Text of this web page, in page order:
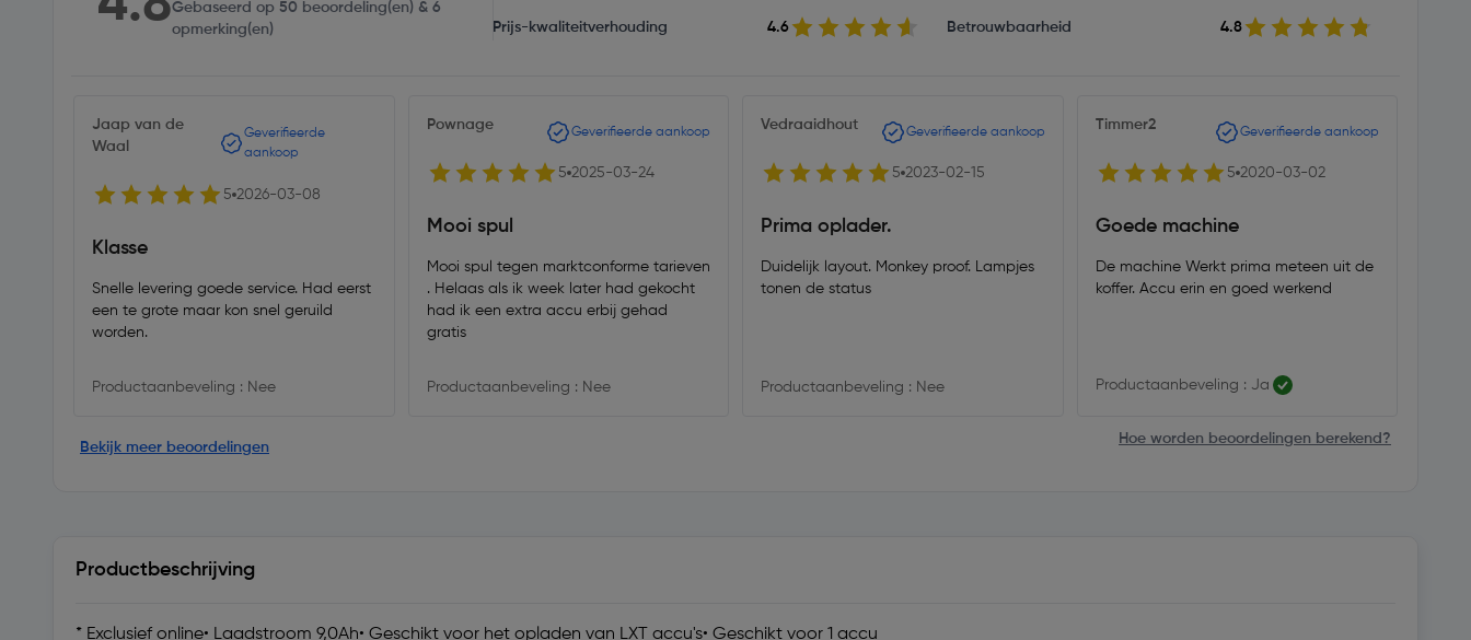
Gebaseerd op 50 beoordeling(en) & 6
opmerking(en)
Prijs-kwaliteitverhouding 4.6 Betrouwbaarheid 4.8
Jaap van de
Waal
Geverifieerde
aankoop
5 2026-03-08
Klasse
Snelle levering goede service. Had eerst
een te grote maar kon snel geruild
worden.
Productaanbeveling : Nee
Pownage Geverifieerde aankoop
5 2025-03-24
Mooi spul
Mooi spul tegen marktconforme tarieven
. Helaas als ik week later had gekocht
had ik een extra accu erbij gehad
gratis
Productaanbeveling : Nee
Vedraaidhout Geverifieerde aankoop
5 2023-02-15
Prima oplader.
Duidelijk layout. Monkey proof. Lampjes
tonen de status
Productaanbeveling : Nee
Timmer2 Geverifieerde aankoop
5 2020-03-02
Goede machine
De machine Werkt prima meteen uit de
koffer. Accu erin en goed werkend
Productaanbeveling : Ja
Bekijk meer beoordelingen
Hoe worden beoordelingen berekend?
Productbeschrijving
* Exclusief online• Laadstroom 9,0Ah• Geschikt voor het opladen van LXT accu's• Geschikt voor 1 accu